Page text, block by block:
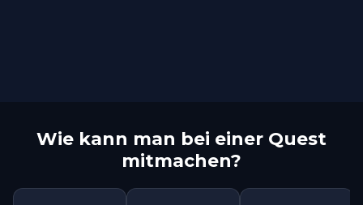
Wie kann man bei einer Quest
mitmachen?